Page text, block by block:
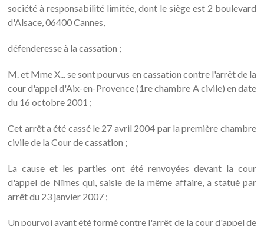
société à responsabilité limitée, dont le siège est 2 boulevard
d'Alsace, 06400 Cannes,
défenderesse à la cassation ;
M. et Mme X... se sont pourvus en cassation contre l'arrêt de la
cour d'appel d'Aix-en-Provence (1re chambre A civile) en date
du 16 octobre 2001 ;
Cet arrêt a été cassé le 27 avril 2004 par la première chambre
civile de la Cour de cassation ;
La cause et les parties ont été renvoyées devant la cour
d'appel de Nîmes qui, saisie de la même affaire, a statué par
arrêt du 23 janvier 2007 ;
Un pourvoi ayant été formé contre l'arrêt de la cour d'appel de